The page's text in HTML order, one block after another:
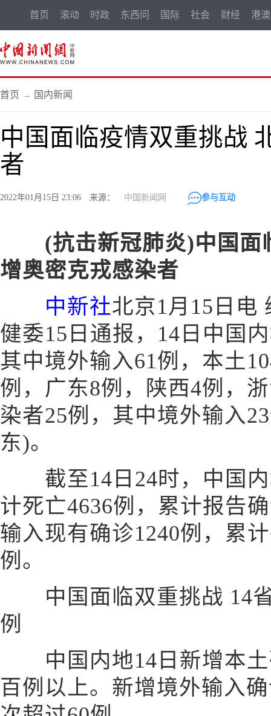
首页 滚动 时政 东西问 国际 社会 财经 港澳
首页 → 国内新闻
中国面临疫情双重挑战
者
2022年01月15日 23:06 来源： 中国新闻网 参与互动
(抗击新冠肺炎)中国
增奥密克戎感染者
中新社北京1月15日电
健委15日通报，14日中国
其中境外输入61例，本土
例，广东8例，陕西4例，
染者25例，其中境外输入
东)。
截至14日24时，中国内
计死亡4636例，累计报告
输入现有确诊1240例，累
例。
中国面临双重挑战 14省
例
中国内地14日新增本土
百例以上。新增境外输入